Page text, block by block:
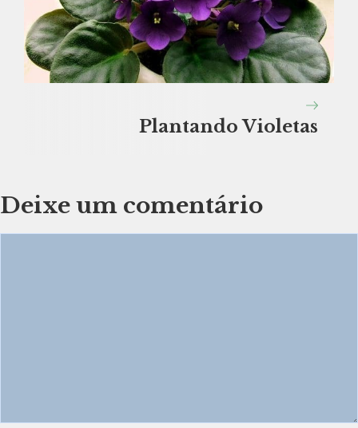
Plantando Violetas
Deixe um comentário